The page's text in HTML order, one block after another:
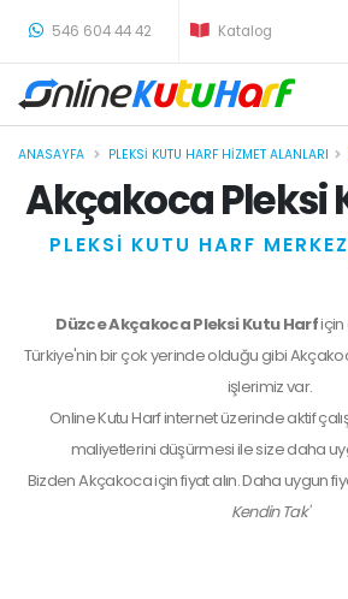
546 604 44 42 Katalog
ANASAYFA PLEKSI KUTU HARF HIZMET ALANLARI
Akçakoca Pleksi
PLEKSİ KUTU HARF
Düzce Akçakoca Pleksi Kutu Harf
Türkiye'nin bir çok yerinde olduğu gibi
işlerimiz var.
Online Kutu Harf internet üzerinde aktif
maliyetlerini düşürmesi ile size daha
BizdenAkçakocaiçin fiyat alın. Daha uygun
Kendin Tak'